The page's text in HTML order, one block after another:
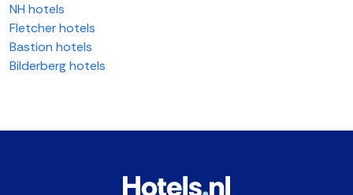
NH hotels
Fletcher hotels
Bastion hotels
Bilderberg hotels